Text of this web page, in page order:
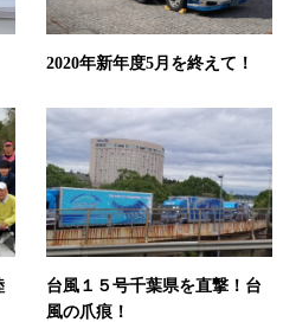
2020年新年度5月を終えて！
台風１５号千葉県を直撃！台
風の爪痕！